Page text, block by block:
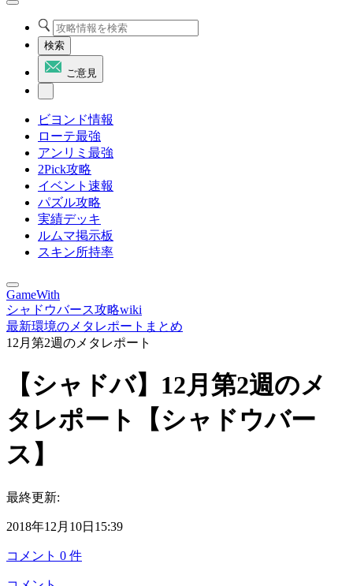
検索
ご意見
ビヨンド情報
ローテ最強
アンリミ最強
2Pick攻略
イベント速報
パズル攻略
実績デッキ
ルムマ掲示板
スキン所持率
GameWith
シャドウバース攻略wiki
最新環境のメタレポートまとめ
12月第2週のメタレポート
【シャドバ】12月第2週のメ
タレポート【シャドウバー
ス】
最終更新:
2018年12月10日15:39
コメント 0 件